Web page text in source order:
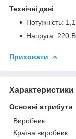
Технічні дані
Потужність:
Напруга: 220 В
Приховати
Характеристики
Основні атрибути
Виробник
Країна виробник